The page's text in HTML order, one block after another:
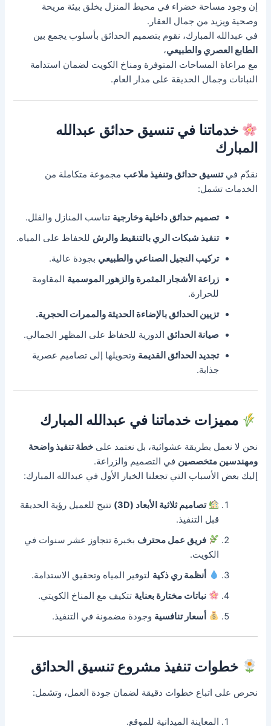
إن وجود مساحة خضراء في محيط المنزل يخلق بيئة مريحة
وصحية ويزيد من جمال العقار.
في عبدالله المبارك، نقوم بتصميم الحدائق بأسلوب يجمع بين
الطابع العصري والطبيعي،
مع مراعاة المساحات المتوفرة ومناخ الكويت لضمان استدامة
النباتات وجمال الحديقة على مدار العام.
خدماتنا في تنسيق حدائق عبدالله
المبارك
نقدّم فيتنسيق حدائق وتنفيذ ملاعب مجموعة متكاملة من
الخدمات تشمل:
تصميم حدائق داخلية وخارجية تناسب المنازل والفلل.
تنفيذ شبكات الري بالتنقيط والرش للحفاظ على المياه.
تركيب النجيل الصناعي والطبيعي بجودة عالية.
زراعة الأشجار المثمرة والزهور الموسمية المقاومة
للحرارة.
تزيين الحدائق بالإضاءة الحديثة والممرات الحجرية.
صيانة الحدائق الدورية للحفاظ على المظهر الجمالي.
تجديد الحدائق القديمة وتحويلها إلى تصاميم عصرية
جذابة.
مميزات خدماتنا في عبدالله المبارك
نحن لا نعمل بطريقة عشوائية، بل نعتمد علىخطة تنفيذ واضحة
ومهندسين متخصصين في التصميم والزراعة.
إليك بعض الأسباب التي تجعلنا الخيار الأول في عبدالله المبارك:
تصاميم ثلاثية الأبعاد (3D)
تتيح للعميل رؤية الحديقة
قبل التنفيذ.
فريق عمل محترف بخبرة تتجاوز عشر سنوات في
الكويت.
أنظمة ري ذكية لتوفير المياه وتحقيق الاستدامة.
نباتات مختارة بعناية تتكيف مع المناخ الكويتي.
أسعار تنافسية وجودة مضمونة في التنفيذ.
خطوات تنفيذ مشروع تنسيق الحدائق
نحرص على اتباع خطوات دقيقة لضمان جودة العمل، وتشمل:
المعاينة الميدانية للموقع.